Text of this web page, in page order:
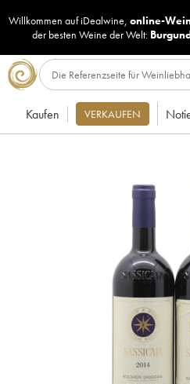
Willkommen auf iDealwine, online-
der besten Weine der Welt:
Kaufen VERKAUFEN